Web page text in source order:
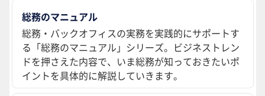
総務のマニュアル
総務・バックオフィスの実務を実践的にサポートす
る「総務のマニュアル」シリーズ。ビジネストレン
ドを押さえた内容で、いま総務が知っておきたいポ
イントを具体的に解説していきます。